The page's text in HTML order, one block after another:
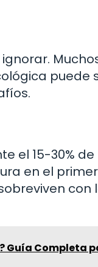
puede
el 15-30%
en el
con
Guía Completa